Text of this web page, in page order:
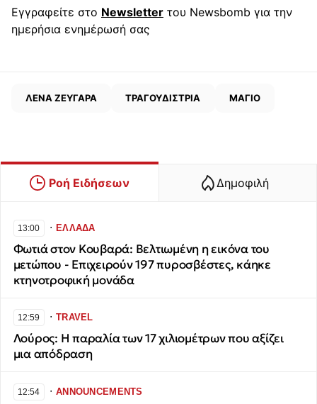
Εγγραφείτε στο Newsletter του Newsbomb για την
ημερήσια ενημέρωσή σας
ΛΕΝΑ ΖΕΥΓΑΡΑ ΤΡΑΓΟΥΔΙΣΤΡΙΑ ΜΑΓΙΟ
Ροή Ειδήσεων Δημοφιλή
13:00 ∙ΕΛΛΑΔΑ
Φωτιά στον Κουβαρά: Βελτιωμένη η εικόνα του
μετώπου - Επιχειρούν 197 πυροσβέστες, κάηκε
κτηνοτροφική μονάδα
12:59 ∙TRAVEL
Λούρος: Η παραλία των 17 χιλιομέτρων που αξίζει
μια απόδραση
12:54 ∙ANNOUNCEMENTS